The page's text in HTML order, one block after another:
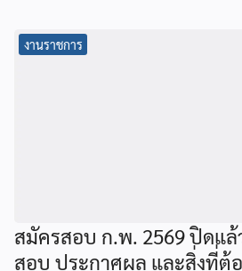
งานราชการ
สมัครสอบ ก.พ. 2569 ปิดแล้
สอบ ประกาศผล และสิ่งที่ต้